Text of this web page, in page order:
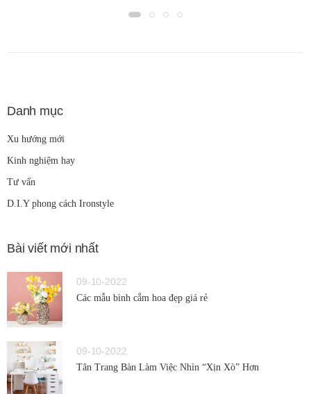
Danh mục
Xu hướng mới
Kinh nghiệm hay
Tư vấn
D.I.Y phong cách Ironstyle
Bài viết mới nhất
09-10-2022
Các mẫu bình cắm hoa đẹp giá rẻ
09-10-2022
Tân Trang Bàn Làm Việc Nhìn “Xịn Xò” Hơn